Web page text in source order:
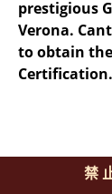
prestigious
Verona.
to obtain
Certification.
禁